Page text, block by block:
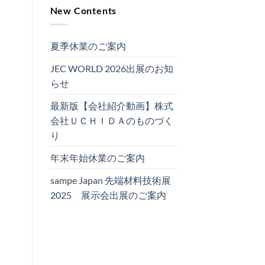
New Contents
夏季休業のご案内
JEC WORLD 2026出展のお知
らせ
最新版【会社紹介動画】株式
会社ＵＣＨＩＤＡのものづく
り
年末年始休業のご案内
sampe Japan 先端材料技術展
2025 展示会出展のご案内